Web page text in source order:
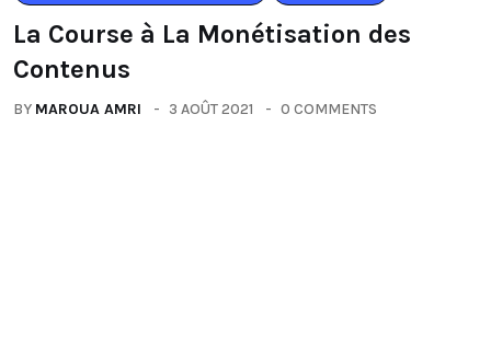
La Course à La Monétisation des
Contenus
BY MAROUA AMRI 3 AOÛT 2021 0 COMMENTS